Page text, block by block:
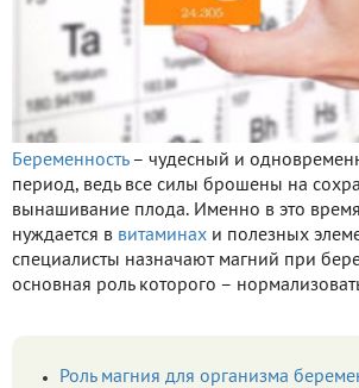
Беременность– чудесный и
период, ведь все силы брошены на
вынашивание плода. Именно в это
нуждается в витаминах и полезных
специалисты назначают магний при
основная роль которого –
Роль магния для организма